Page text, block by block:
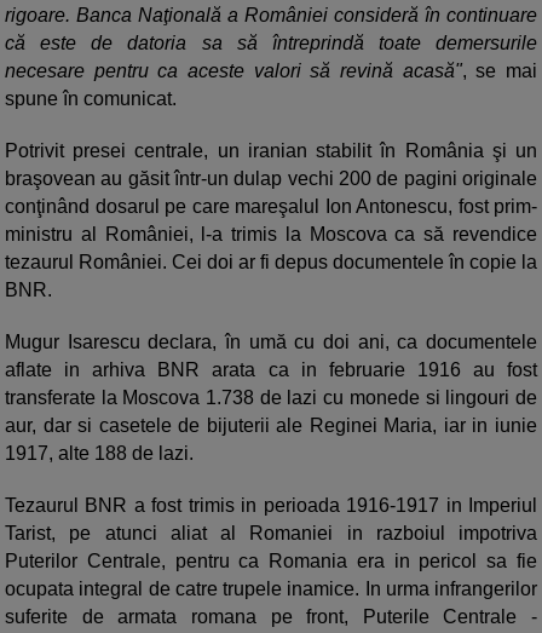
rigoare. Banca Naţională a României consideră în continuare
că este de datoria sa să întreprindă toate demersurile
necesare pentru ca aceste valori să revină acasă", se mai
spune în comunicat.
Potrivit presei centrale, un iranian stabilit în România şi un
braşovean au găsit într-un dulap vechi 200 de pagini originale
conţinând dosarul pe care mareşalul Ion Antonescu, fost prim-
ministru al României, l-a trimis la Moscova ca să revendice
tezaurul României. Cei doi ar fi depus documentele în copie la
BNR.
Mugur Isarescu declara, în umă cu doi ani, ca documentele
aflate in arhiva BNR arata ca in februarie 1916 au fost
transferate la Moscova 1.738 de lazi cu monede si lingouri de
aur, dar si casetele de bijuterii ale Reginei Maria, iar in iunie
1917, alte 188 de lazi.
Tezaurul BNR a fost trimis in perioada 1916-1917 in Imperiul
Tarist, pe atunci aliat al Romaniei in razboiul impotriva
Puterilor Centrale, pentru ca Romania era in pericol sa fie
ocupata integral de catre trupele inamice. In urma infrangerilor
suferite de armata romana pe front, Puterile Centrale -